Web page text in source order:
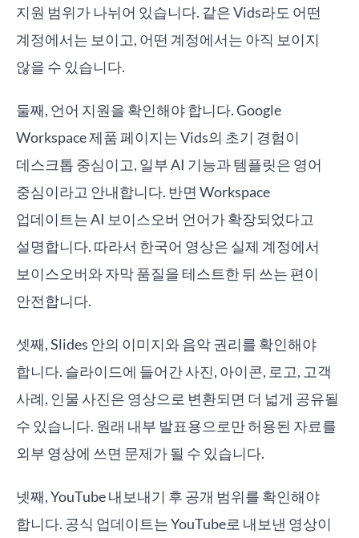
지원 범위가 나뉘어 있습니다. 같은 Vids라도 어떤
계정에서는 보이고, 어떤 계정에서는 아직 보이지
않을 수 있습니다.
둘째, 언어 지원을 확인해야 합니다. Google
Workspace 제품 페이지는 Vids의 초기 경험이
데스크톱 중심이고, 일부 AI 기능과 템플릿은 영어
중심이라고 안내합니다. 반면 Workspace
업데이트는 AI 보이스오버 언어가 확장되었다고
설명합니다. 따라서 한국어 영상은 실제 계정에서
보이스오버와 자막 품질을 테스트한 뒤 쓰는 편이
안전합니다.
셋째, Slides 안의 이미지와 음악 권리를 확인해야
합니다. 슬라이드에 들어간 사진, 아이콘, 로고, 고객
사례, 인물 사진은 영상으로 변환되면 더 넓게 공유될
수 있습니다. 원래 내부 발표용으로만 허용된 자료를
외부 영상에 쓰면 문제가 될 수 있습니다.
넷째, YouTube 내보내기 후 공개 범위를 확인해야
합니다. 공식 업데이트는 YouTube로 내보낸 영상이